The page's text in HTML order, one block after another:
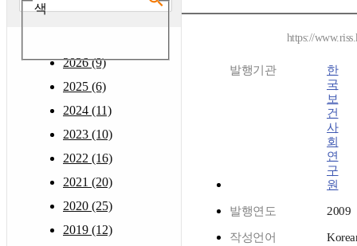
색
2026 (9)
2025 (6)
2024 (11)
2023 (10)
2022 (16)
2021 (20)
2020 (25)
2019 (12)
https://
발행기관
한
국
보
건
사
회
연
구
원
발행연도 2009
작성언어